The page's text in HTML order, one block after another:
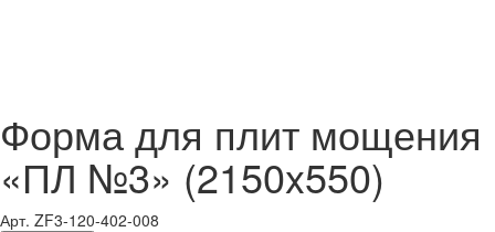
Форма для плит мощения
«ПЛ №3» (2150x550)
Арт. ZF3-120-402-008